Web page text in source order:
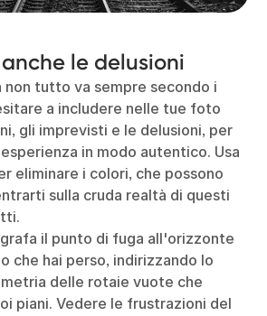
le delusioni
non tutto va sempre secondo i
a includere nelle tue foto
gli imprevisti e le delusioni, per
in modo autentico. Usa
eliminare i colori, che possono
sulla cruda realtà di questi
il punto di fuga all'orizzonte
che hai perso, indirizzando lo
delle rotaie vuote che
piani. Vedere le frustrazioni del